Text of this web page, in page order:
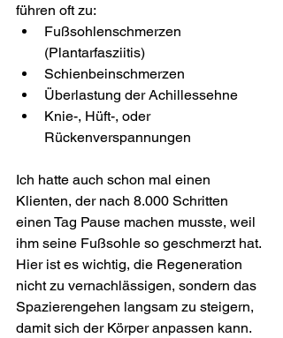
führen oft zu:
Fußsohlenschmerzen
(Plantarfasziitis)
Schienbeinschmerzen
Überlastung der Achillessehne
Knie-, Hüft-, oder
Rückenverspannungen
Ich hatte auch schon mal einen
Klienten, der nach 8.000 Schritten
einen Tag Pause machen musste, weil
ihm seine Fußsohle so geschmerzt hat.
Hier ist es wichtig, die Regeneration
nicht zu vernachlässigen, sondern das
Spazierengehen langsam zu steigern,
damit sich der Körper anpassen kann.